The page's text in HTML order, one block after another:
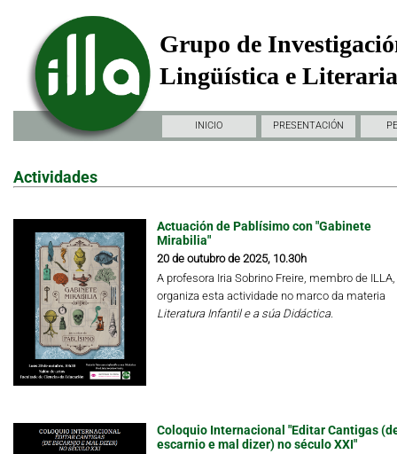
Grupo de
Lingüística e
INICIO PRESENTACIÓN
Actividades
Actuación de Pablísimo con "Gabinete
Mirabilia"
20 de outubro de 2025, 10.30h
A profesora Iria Sobrino Freire, membro de ILLA,
organiza esta actividade no marco da materia
Literatura Infantil e a súa Didáctica.
Coloquio Internacional "Editar Cantigas
escarnio e mal dizer) no século XXI"